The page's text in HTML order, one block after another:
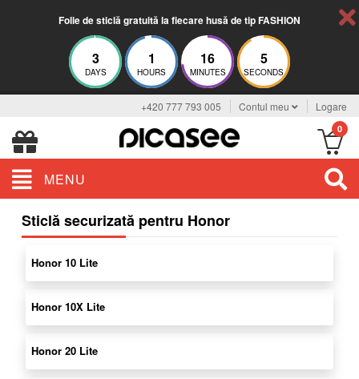
Folie de sticlă gratuită la fiecare husă de tip FASHION
3
DAYS
1
HOURS
16
MINUTES
5
SECONDS
+420 777 793 005 Contul meu Logare
0
MENU
Sticlă securizată pentru Honor
Honor 10 Lite
Honor 10X Lite
Honor 20 Lite